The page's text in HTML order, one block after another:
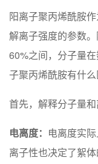
阳离子聚丙烯酰胺
解离子强度的参数
60%之间，分子量
子聚丙烯酰胺有什么
首先，解释分子量和
电离度： 电离度实
离子性也决定了絮